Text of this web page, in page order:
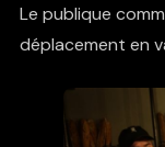
Le publique
déplacement en